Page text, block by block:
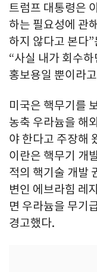
트럼프 대통령은
하는 필요성에 관
하지 않다고 본다
“사실 내가 회수
홍보용일 뿐이라
미국은 핵무기를
농축 우라늄을 해
야 한다고 주장해
이란은 핵무기 개
적의 핵기술 개발
변인 에브라힘 레
면 우라늄을 무기
경고했다.